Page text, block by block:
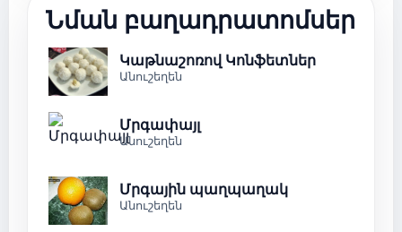
Նման բաղադրատոմսեր
Կաթնաշոռով Կոնֆետներ
Անուշեղեն
Մրգափայլ
Անուշեղեն
Մրգային պաղպաղակ
Անուշեղեն